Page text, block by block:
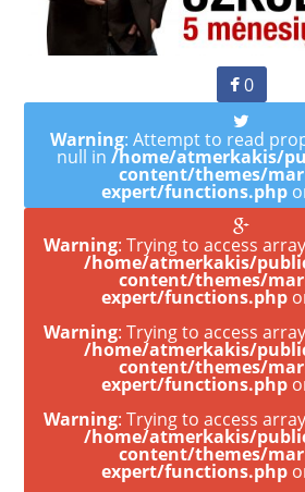
0
Warning: Attempt to read
null in /home/atmerkakis/
content/themes/
expert/functions.php
Warning: Trying to access
/home/atmerkakis/
content/themes/
expert/functions.php
Warning: Trying to access
/home/atmerkakis/
content/themes/
expert/functions.php
Warning: Trying to access
/home/atmerkakis/
content/themes/
expert/functions.php